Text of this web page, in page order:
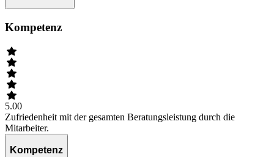
Kompetenz
5.00
Zufriedenheit mit der gesamten Beratungsleistung durch die
Mitarbeiter.
Kompetenz